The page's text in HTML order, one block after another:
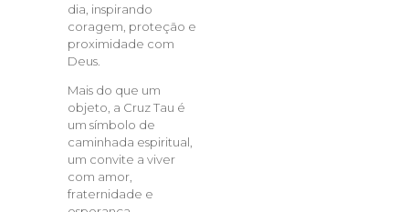
dia, inspirando
coragem, proteção e
proximidade com
Deus.
Mais do que um
objeto, a Cruz Tau é
um símbolo de
caminhada espiritual,
um convite a viver
com amor,
fraternidade e